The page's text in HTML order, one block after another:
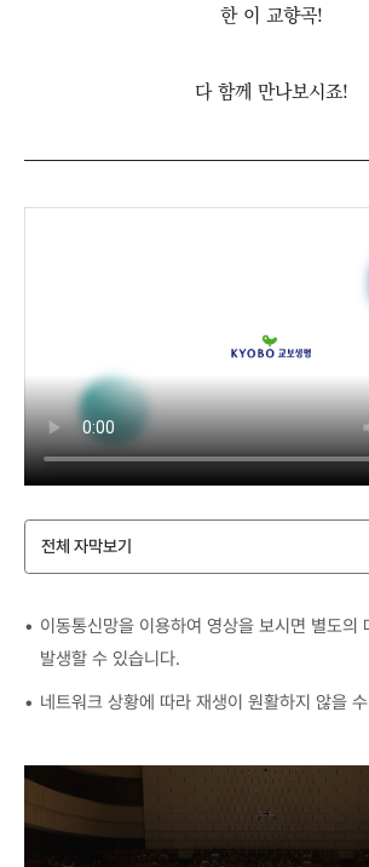
한 이 교향곡!
다 함께 만나보시죠!
전체 자막보기
이동통신망을 이용하여 영상을 보시면 별도의
발생할 수 있습니다.
네트워크 상황에 따라 재생이 원활하지 않을